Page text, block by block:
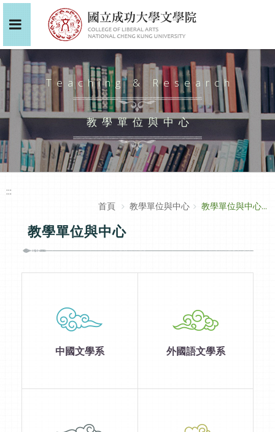
Teaching & Research
教學單位與中心
:::
首頁
教學單位與中心 教學單位與中心...
教學單位與中心
中國文學系 外國語文學系